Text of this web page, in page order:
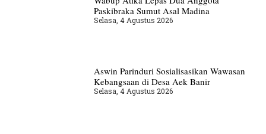
Paskibraka Sumut Asal Madina
Selasa, 4 Agustus 2026
Aswin Parinduri Sosialisasikan Wawasan
Kebangsaan di Desa Aek Banir
Selasa, 4 Agustus 2026